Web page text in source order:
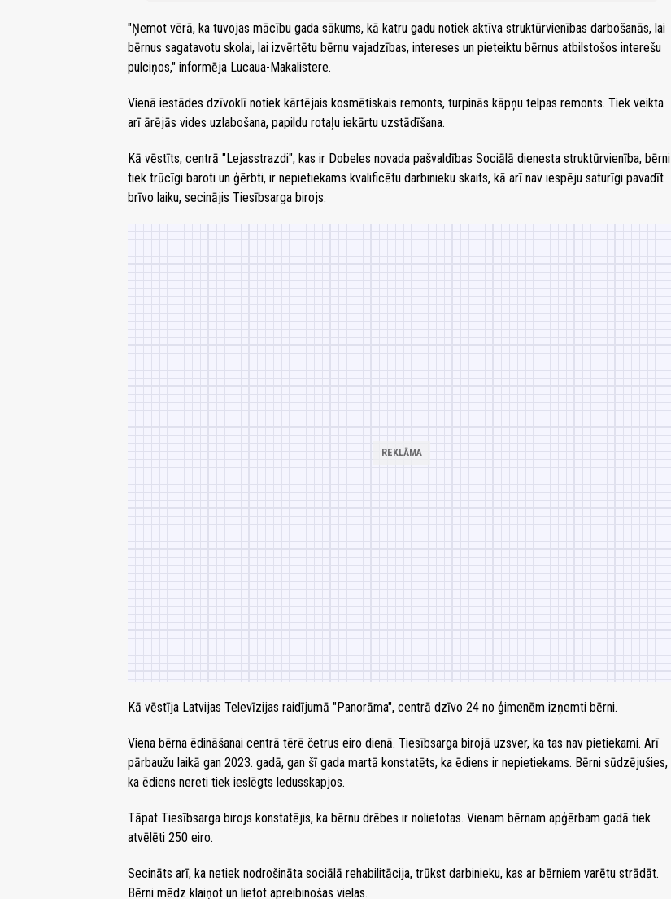
"Ņemot vērā, ka tuvojas mācību gada sākums, kā katru gadu notiek aktīva struktūrvienības darbošanās, lai
bērnus sagatavotu skolai, lai izvērtētu bērnu vajadzības, intereses un pieteiktu bērnus atbilstošos interešu
pulciņos," informēja Lucaua-Makalistere.
Vienā iestādes dzīvoklī notiek kārtējais kosmētiskais remonts, turpinās kāpņu telpas remonts. Tiek veikta
arī ārējās vides uzlabošana, papildu rotaļu iekārtu uzstādīšana.
Kā vēstīts, centrā "Lejasstrazdi", kas ir Dobeles novada pašvaldības Sociālā dienesta struktūrvienība, bērni
tiek trūcīgi baroti un ģērbti, ir nepietiekams kvalificētu darbinieku skaits, kā arī nav iespēju saturīgi pavadīt
brīvo laiku, secinājis Tiesībsarga birojs.
Kā vēstīja Latvijas Televīzijas raidījumā "Panorāma", centrā dzīvo 24 no ģimenēm izņemti bērni.
Viena bērna ēdināšanai centrā tērē četrus eiro dienā. Tiesībsarga birojā uzsver, ka tas nav pietiekami. Arī
pārbaužu laikā gan 2023. gadā, gan šī gada martā konstatēts, ka ēdiens ir nepietiekams. Bērni sūdzējušies,
ka ēdiens nereti tiek ieslēgts ledusskapjos.
Tāpat Tiesībsarga birojs konstatējis, ka bērnu drēbes ir nolietotas. Vienam bērnam apģērbam gadā tiek
atvēlēti 250 eiro.
Secināts arī, ka netiek nodrošināta sociālā rehabilitācija, trūkst darbinieku, kas ar bērniem varētu strādāt.
Bērni mēdz klaiņot un lietot apreibinošas vielas.